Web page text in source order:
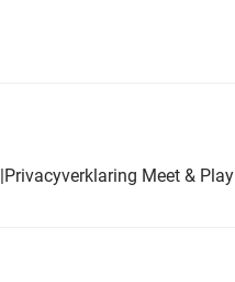
Privacyverklaring Meet & Play